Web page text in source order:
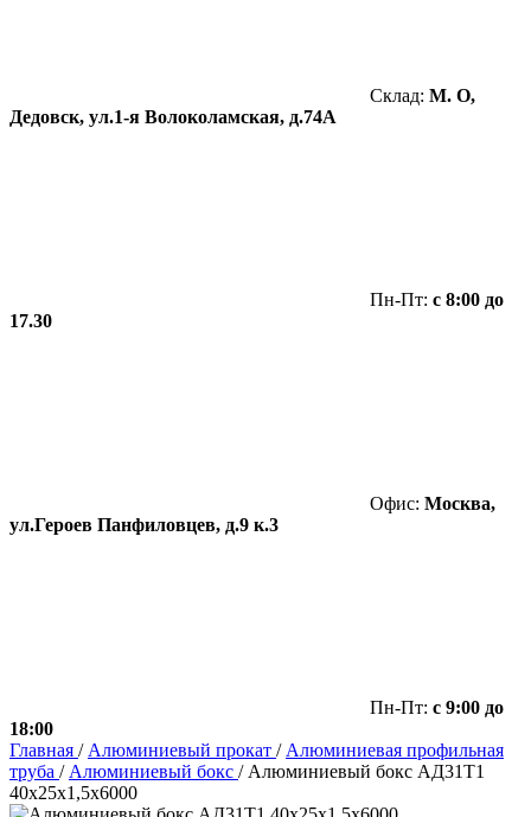
Склад: М. О,
Дедовск, ул.1-я Волоколамская, д.74А
Пн-Пт: с 8:00 до
17.30
Офис: Москва,
ул.Героев Панфиловцев, д.9 к.3
Пн-Пт: с 9:00 до
18:00
Главная / Алюминиевый прокат / Алюминиевая профильная
труба / Алюминиевый бокс / Алюминиевый бокс АД31Т1
40х25х1,5х6000